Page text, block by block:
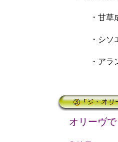
・甘草成分～
・シソエキス
・アラントイ
オリーヴ